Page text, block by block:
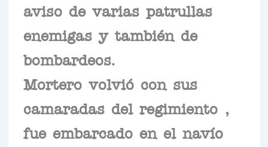
aviso de varias patrullas
enemigas y también de
bombardeos.
Mortero volvió con sus
camaradas del regimiento ,
fue embarcado en el navío